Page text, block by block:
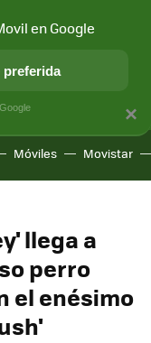
APLICACIONES
Móviles Movistar
llega a
perro
el enésimo
×
en Google
preferida